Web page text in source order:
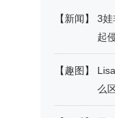
【新闻】
3娃
起
【趣图 】
么